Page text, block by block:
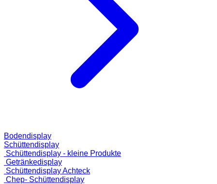
Bodendisplay
Schüttendisplay
Schüttendisplay - kleine Produkte
Getränkedisplay
Schüttendisplay Achteck
Chep- Schüttendisplay